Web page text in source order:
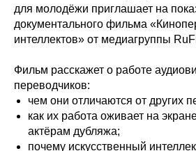
для молодёжи приглашает на
документального фильма
интеллектов» от медиагруппы
Фильм расскажет о работе
переводчиков:
чем они отличаются от других
как их работа оживает на
актёрам дубляжа;
почему искусственный